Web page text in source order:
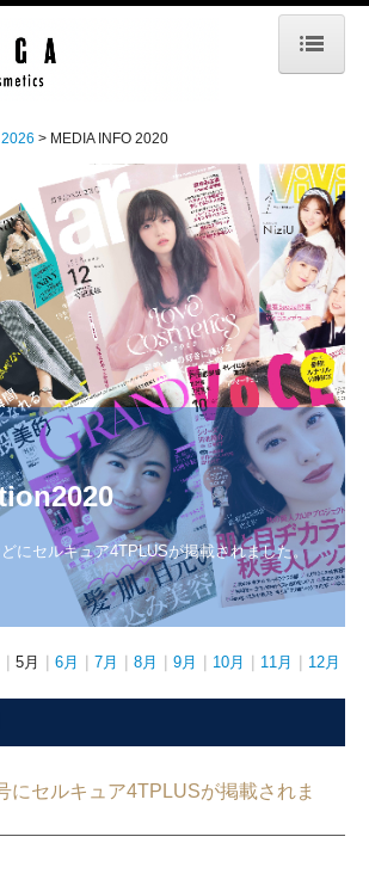
MEDIA INFO 2020
にセルキュア4TPLUSが掲載されました。
5月 6月 7月 8月 9月 10月 11月 12月
にセルキュア4TPLUSが掲載されま